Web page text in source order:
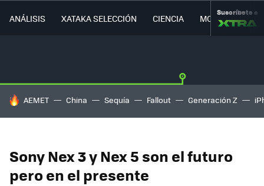
ANÁLISIS XATAKA SELECCIÓN CIENCIA MOVILIDAD
Suscríbete a
HOY SE HABLA DE
AEMET China Sequía Fallout Generación Z
Sony Nex 3 y Nex 5 son el futuro
pero en el presente